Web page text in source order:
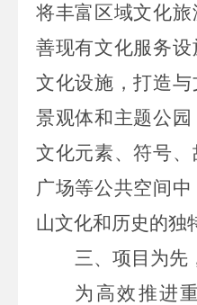
将丰富区域文化
善现有文化服务
文化设施，打造
景观体和主题公
文化元素、符号、
广场等公共空间
山文化和历史的独
三、项目为先
为高效推进